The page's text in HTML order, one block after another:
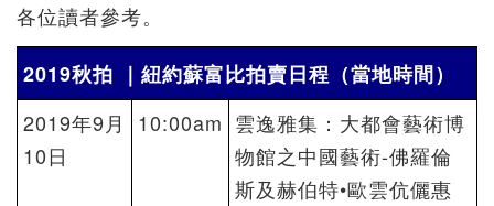
各位讀者參考。
2019秋拍 ｜紐約蘇富比拍賣日程（當地時間）
2019年9月
10日
10:00am 雲逸雅集：大都會藝術博
物館之中國藝術-佛羅倫
斯及赫伯特•歐雲伉儷惠